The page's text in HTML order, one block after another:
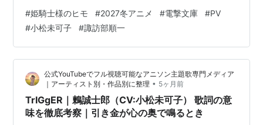
トワノクオン（ユーマ）
言の葉の庭（相沢）
劇場版 K MISSING KINGS（ネコ）
深淵-（加藤茉莉香）
ゲーム
新情報をまとめながら、本作の見どころも紹介します。
『姫騎士様のヒモ』が2027年1月より放送開始！ 異世界
ノワール作品として高い評価を受ける『姫騎士様のヒ
モ』が、2027年1月よりTVアニメとして放送されます。
原作は白金透先生、イラストはマシマサキ先生が担当す
る電撃文庫…
#姫騎士様のヒモ #2027冬アニメ #電撃文庫 #PV
#小松未可子 #諏訪部順一
公式YouTubeでフル視聴可能なアニソン主題歌専門メディア
｜アーティスト別・作品別に整理 • 5ヶ月前
TrIGgER｜鶫誠士郎（CV:小松未可子） 歌詞の意
味を徹底考察｜引き金が心の奥で鳴るとき